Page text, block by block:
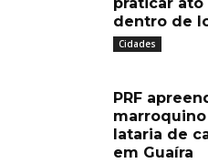
dentro de
Cidades
PRF
lataria de
em Guaíra